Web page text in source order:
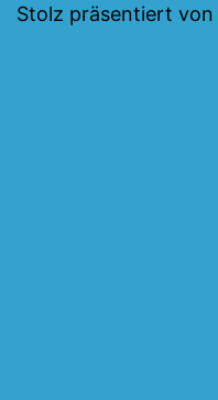
Stolz präsentiert von